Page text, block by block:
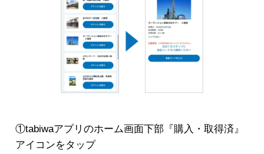
①tabiwaアプリのホーム画面下部『購入・取得済』
アイコンをタップ